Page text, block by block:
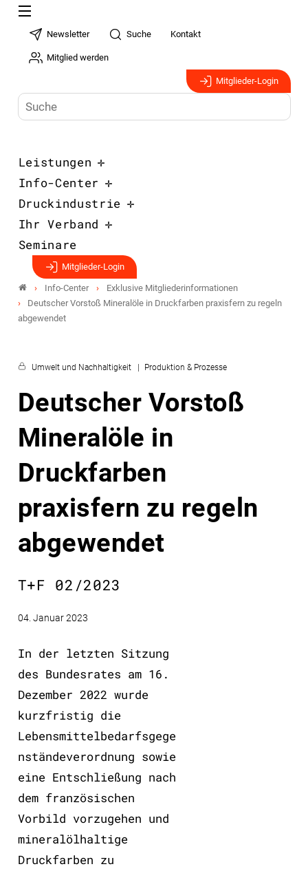
Newsletter Suche Kontakt
Mitglied werden
Mitglieder-Login
Leistungen
Info-Center
Druckindustrie
Ihr Verband
Seminare
Mitglieder-Login
Info-Center
Exklusive Mitgliederinformationen
Deutscher Vorstoß Mineralöle in Druckfarben praxisfern zu regeln
abgewendet
Umwelt und Nachhaltigkeit Produktion & Prozesse
Deutscher Vorstoß
Mineralöle in
Druckfarben
praxisfern zu regeln
abgewendet
T+F 02/2023
04. Januar 2023
In der letzten Sitzung
des Bundesrates am 16.
Dezember 2022 wurde
kurzfristig die
Lebensmittelbedarfsgege
nständeverordnung sowie
eine Entschließung nach
dem französischen
Vorbild vorzugehen und
mineralölhaltige
Druckfarben zu